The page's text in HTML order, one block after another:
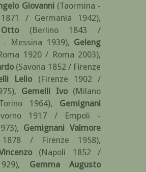
Giovanni (Taormina -
/ Germania 1942),
Otto (Berlino 1843 /
- Messina 1939), Geleng
1920 / Roma 2003),
(Savona 1852 / Firenze
Lelio
(Firenze 1902 /
, Gemelli Ivo
(Milano
1964), Gemignani
1917 / Empoli -
, Gemignani Valmore
1878 / Firenze 1958),
(Napoli 1852 /
, Gemma Augusto